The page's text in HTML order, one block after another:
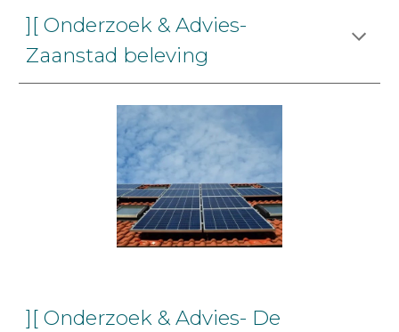
][ Onderzoek & Advies-
Zaanstad beleving
][ Onderzoek & Advies- De